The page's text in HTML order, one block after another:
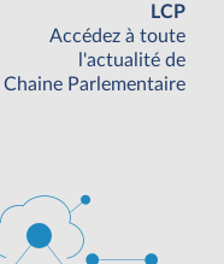
LCP
Accédez à toute
l'actualité de
Chaine Parlementaire